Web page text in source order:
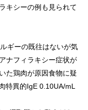
キシーの例も見られて
ギーの既往はないが気
ナフィラキシー症状が
た鶏肉が原因食物に疑
特異的IgE 0.10UA/mL